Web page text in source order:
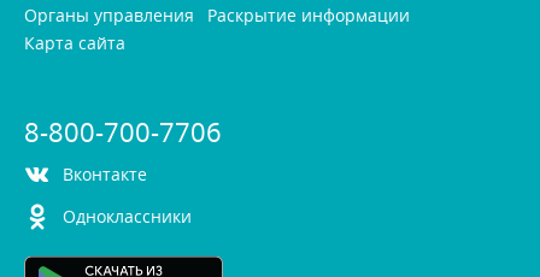
Органы управления
Раскрытие информации
Карта сайта
8-800-700-7706
контакте
Одноклассники